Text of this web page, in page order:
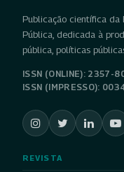
Publicação científica da
Pública, dedicada à
pública, políticas
ISSN (ONLINE): 2357-
ISSN (IMPRESSO):
REVISTA